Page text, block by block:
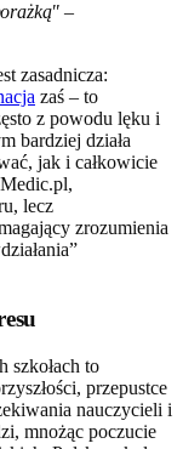
–
zasadnicza:
zaś – to
z powodu lęku i
bardziej działa
jak i całkowicie
lecz
zrozumienia
szkołach to
przepustce
nauczycieli i
mnożąc poczucie